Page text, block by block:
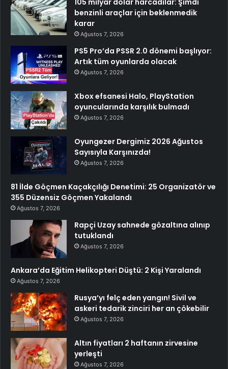
105 milyar dolar harcadılar: Şimdi
benzinli araçlar için beklenmedik
karar
Ağustos 7, 2026
PS5 Pro’da PSSR 2.0 dönemi başlıyor:
Artık tüm oyunlarda olacak
Ağustos 7, 2026
Xbox efsanesi Halo, PlayStation
oyuncularında karşılık bulmadı
Ağustos 7, 2026
Oyungezer Dergimiz 2026 Ağustos
Sayısıyla Karşınızda!
Ağustos 7, 2026
81 İlde Göçmen Kaçakçılığı Denetimi: 25 Organizatör ve
355 Düzensiz Göçmen Yakalandı
Ağustos 7, 2026
Rapçi Uzay sahnede gözaltına alınıp
tutuklandı
Ağustos 7, 2026
Ankara’da Eğitim Helikopteri Düştü: 2 Kişi Yaralandı
Ağustos 7, 2026
Rusya’yı felç eden yangın! Sivil ve
askeri tedarik zinciri her an çökebilir
Ağustos 7, 2026
Altın fiyatları 2 haftanın zirvesine
yerleşti
Ağustos 7, 2026